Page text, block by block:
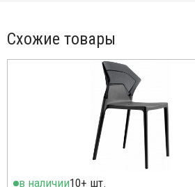
Схожие товары
в наличии10+ шт.